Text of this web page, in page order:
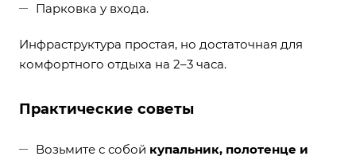
Парковка у входа.
Инфраструктура простая, но достаточная для
комфортного отдыха на 2–3 часа.
Практические советы
Возьмите с собой купальник, полотенце и